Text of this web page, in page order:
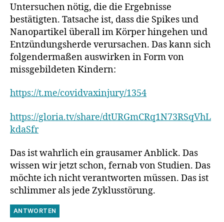
Untersuchen nötig, die die Ergebnisse
bestätigten. Tatsache ist, dass die Spikes und
Nanopartikel überall im Körper hingehen und
Entzündungsherde verursachen. Das kann sich
folgendermaßen auswirken in Form von
missgebildeten Kindern:
https://t.me/covidvaxinjury/1354
https://gloria.tv/share/dtURGmCRq1N73RSqVhL
kdaSfr
Das ist wahrlich ein grausamer Anblick. Das
wissen wir jetzt schon, fernab von Studien. Das
möchte ich nicht verantworten müssen. Das ist
schlimmer als jede Zyklusstörung.
ANTWORTEN